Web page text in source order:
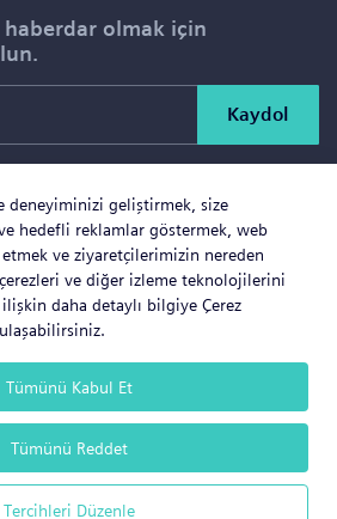
deneyiminizi geliştirmek, size
hedefli reklamlar göstermek, web
ve ziyaretçilerimizin nereden
ve diğer izleme teknolojilerini
daha detaylı bilgiye Çerez
Tümünü Kabul Et
Tümünü Reddet
Tercihleri Düzenle
haberdar olmak için
Kaydol
PROJE SATIŞ YÖNETİMİ VE
TİCARET LTD.ŞTİ. Tüm Hakları
Saklıdır.
ticaret sistemleri ile hazırlanmıştır.